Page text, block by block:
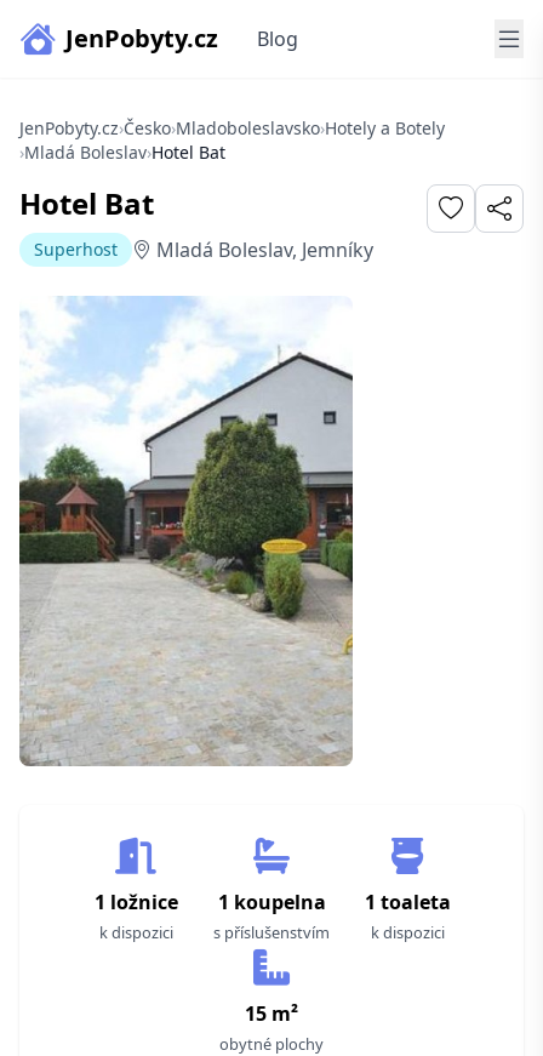
JenPobyty.cz Blog
JenPobyty.cz›Česko›Mladoboleslavsko›Hotely a Botely
›Mladá Boleslav›Hotel Bat
Hotel Bat
Superhost Mladá Boleslav, Jemníky
1 ložnice
k dispozici
1 koupelna
s příslušenstvím
1 toaleta
k dispozici
15 m²
obytné plochy